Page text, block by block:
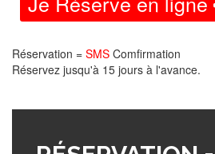
Réservation = SMS Comfirmation
Réservez jusqu'à 15 jours à l'avance.